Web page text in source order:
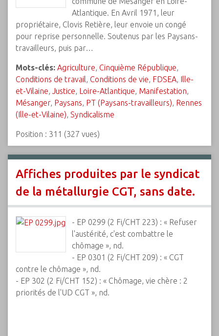
Atlantique. En Avril 1971, leur
propriétaire, Clovis Retière, leur envoie un congé
pour reprise personnelle. Soutenus par les Paysans-
travailleurs, puis par…
Mots-clés: Agriculture, Cinquième République,
Conditions de travail, Conditions de vie, FDSEA, Ille-
et-Vilaine, Justice, Loire-Atlantique, Manifestation,
Mésanger, Paysans, PT (Paysans-travailleurs), Rennes
(Ille-et-Vilaine), Syndicalisme
Position : 311 (327 vues)
Affiches produites par le syndicat
de la métallurgie CGT, sans date.
- EP 0299 (2 Fi/CHT 223) : « Refuser
l'austérité, c'est combattre le
chômage », nd.
- EP 0301 (2 Fi/CHT 209) : « CGT
contre le chômage », nd.
- EP 302 (2 Fi/CHT 152) : « Chômage, vie chère : 2
priorités de l'UD CGT », nd.